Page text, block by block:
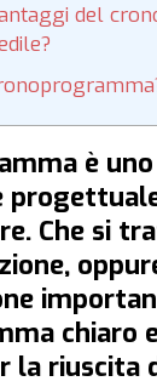
del
è
Che si
chiaro
la riuscita